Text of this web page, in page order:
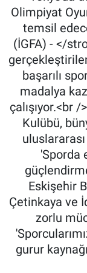
Olimpiyat
temsil
(İGFA) - </
başarılı
madalya
çalışıyor.<br
Kulübü,
'Sporda
Eskişehir
Çetinkaya ve
zorlu
gurur
BLOG